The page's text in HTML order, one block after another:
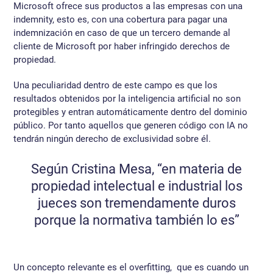
Microsoft ofrece sus productos a las empresas con una
indemnity, esto es, con una cobertura para pagar una
indemnización en caso de que un tercero demande al
cliente de Microsoft por haber infringido derechos de
propiedad.
Una peculiaridad dentro de este campo es que los
resultados obtenidos por la inteligencia artificial no son
protegibles y entran automáticamente dentro del dominio
público. Por tanto aquellos que generen código con IA no
tendrán ningún derecho de exclusividad sobre él.
Según Cristina Mesa, “en materia de
propiedad intelectual e industrial los
jueces son tremendamente duros
porque la normativa también lo es”
Un concepto relevante es el overfitting, que es cuando un